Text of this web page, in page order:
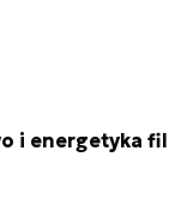
i energetyka